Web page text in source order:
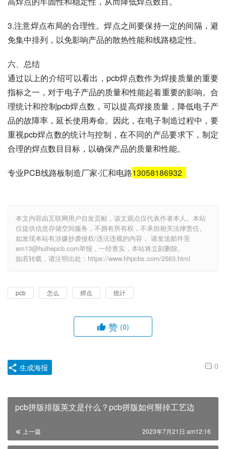
3.注意焊点布局的合理性。焊点之间要保持一定的间隔，避
免集中排列，以免影响产品的散热性能和线路稳定性。
六、总结
通过以上的介绍可以看出，pcb焊点数作为焊接质量的重要
指标之一，对于电子产品的质量和性能起着重要的影响。合
理统计和控制pcb焊点数，可以提高焊接质量，降低电子产
品的故障率，延长使用寿命。因此，在电子制造过程中，要
重视pcb焊点数的统计与控制，在不同的产品要求下，制定
合理的焊点数目目标，以确保产品的质量和性能。
专业PCB线路板制造厂家-汇和电路13058186932
本文内容由互联网用户自发贡献，该文观点仅代表作者本人。本站
仅提供信息存储空间服务，不拥有所有权，不承担相关法律责任。
如发现本站有涉嫌抄袭侵权/违法违规的内容， 请发送邮件至
em13@huihepcb.com举报，一经查实，本站将立刻删除。
如若转载，请注明出处：https://www.hhpcbs.com/2563.html
pcb 怎么 焊点 统计
赞 (0)
0
生成海报
pcb拼版排版英文是什么？pcb拼版如何掰掉工艺边
上一篇 2023年7月21日 am12:16